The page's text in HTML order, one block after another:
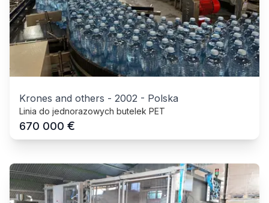
Krones and others - 2002 - Polska
Linia do jednorazowych butelek PET
670 000 €